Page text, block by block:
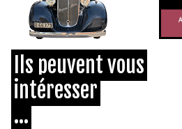
Ils peuvent vous
intéresser
...